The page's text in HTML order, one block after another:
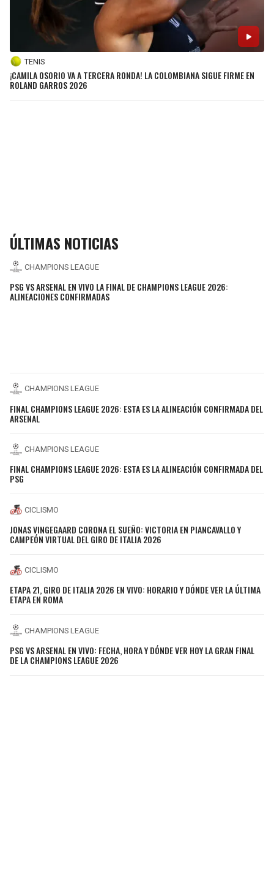
TENIS
¡CAMILA OSORIO VA A TERCERA RONDA! LA COLOMBIANA SIGUE FIRME EN
ROLAND GARROS 2026
ÚLTIMAS NOTICIAS
CHAMPIONS LEAGUE
PSG VS ARSENAL EN VIVO LA FINAL DE CHAMPIONS LEAGUE 2026:
ALINEACIONES CONFIRMADAS
CHAMPIONS LEAGUE
FINAL CHAMPIONS LEAGUE 2026: ESTA ES LA ALINEACIÓN CONFIRMADA DEL
ARSENAL
CHAMPIONS LEAGUE
FINAL CHAMPIONS LEAGUE 2026: ESTA ES LA ALINEACIÓN CONFIRMADA DEL
PSG
CICLISMO
JONAS VINGEGAARD CORONA EL SUEÑO: VICTORIA EN PIANCAVALLO Y
CAMPEÓN VIRTUAL DEL GIRO DE ITALIA 2026
CICLISMO
ETAPA 21, GIRO DE ITALIA 2026 EN VIVO: HORARIO Y DÓNDE VER LA ÚLTIMA
ETAPA EN ROMA
CHAMPIONS LEAGUE
PSG VS ARSENAL EN VIVO: FECHA, HORA Y DÓNDE VER HOY LA GRAN FINAL
DE LA CHAMPIONS LEAGUE 2026